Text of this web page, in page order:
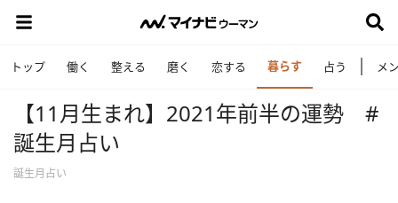
トップ 働く 整える 磨く 恋する 暮らす 占う メ
【11月生まれ】2021年前半の運勢 #
誕生月占い
誕生月占い